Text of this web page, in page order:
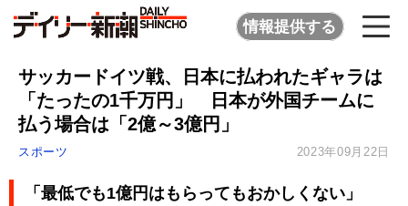
情報提供する
サッカードイツ戦、日本に払われたギャラは
「たったの1千万円」 日本が外国チームに
払う場合は「2億～3億円」
スポーツ 2023年09月22日
「最低でも1億円はもらってもおかしくない」